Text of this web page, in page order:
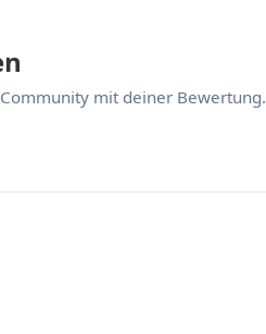
mit deiner Bewertung.